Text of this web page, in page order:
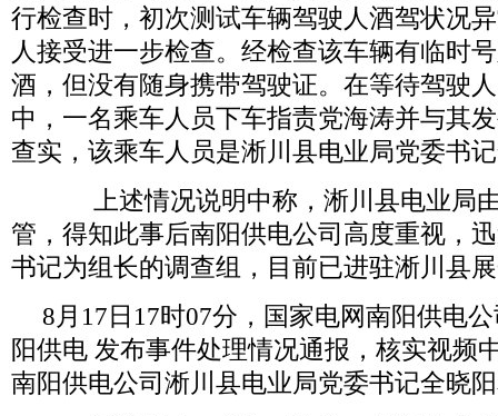
行检查时，初次测试车辆驾驶人酒驾状况
人接受进一步检查。经检查该车辆有临时
酒，但没有随身携带驾驶证。在等待驾驶
中，一名乘车人员下车指责党海涛并与其
查实，该乘车人员是淅川县电业局党委书
上述情况说明中称，淅川县电业局
管，得知此事后南阳供电公司高度重视，
书记为组长的调查组，目前已进驻淅川县
8月 17日 17时07分，国家电网南阳供电
阳供电 发布事件处理情况通报，核实视频
南阳供电公司淅川县电业局党委书记全晓